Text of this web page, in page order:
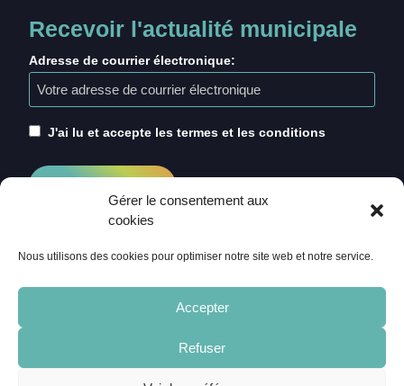
Gérer le consentement aux
cookies
Nous utilisons des cookies pour optimiser notre site web et notre service.
Accepter
Refuser
Recevoir l'actualité municipale
Adresse de courrier électronique:
J'ai lu et accepte les termes et les conditions
CRÉDITS
MENTIONS LÉGALES